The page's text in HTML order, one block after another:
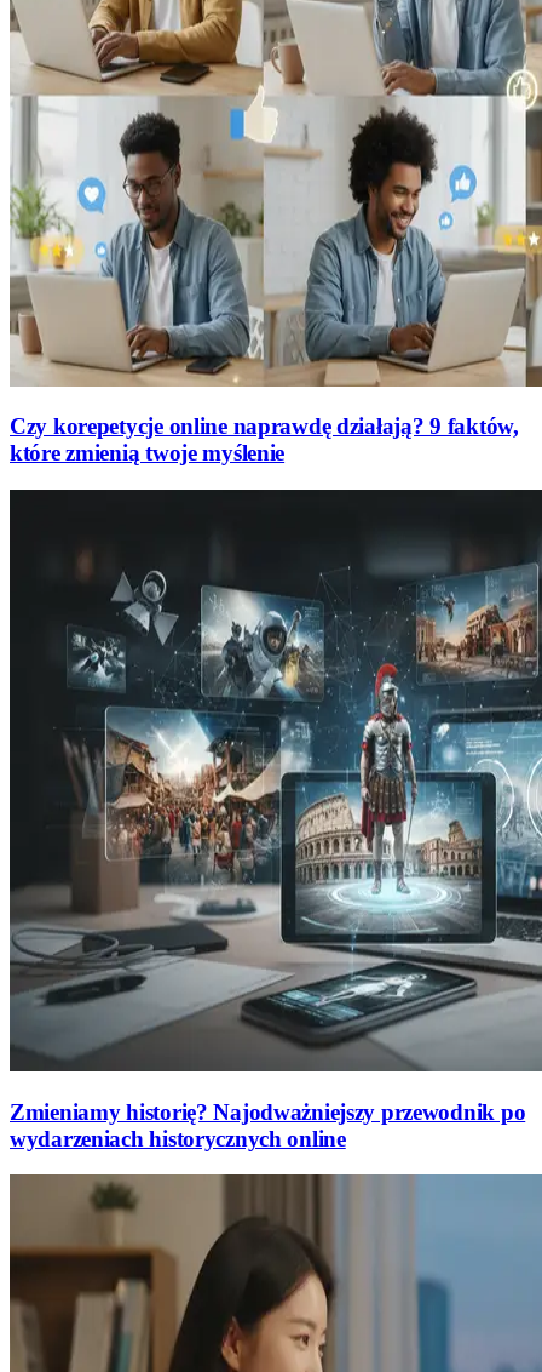
Czy korepetycje online naprawdę działają? 9 faktów,
które zmienią twoje myślenie
Zmieniamy historię? Najodważniejszy przewodnik po
wydarzeniach historycznych online